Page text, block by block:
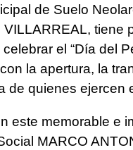
de Suelo
tiene
el “Día del
la apertura, la
de quienes ejercen
este memorable e
MARCO